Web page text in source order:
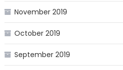
November 2019
October 2019
September 2019